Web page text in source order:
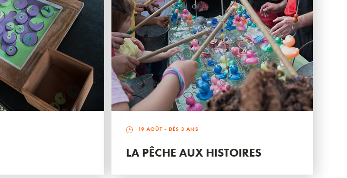
19 AOÛT - DÈS 3 ANS
LA PÊCHE AUX HISTOIRES